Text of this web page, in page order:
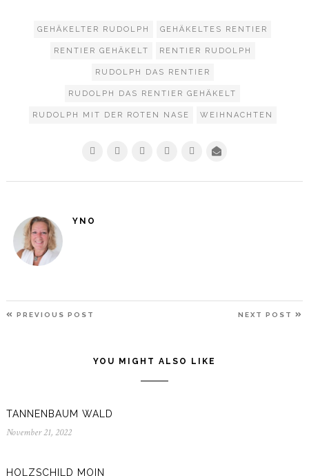
GEHÄKELTER RUDOLPH GEHÄKELTES RENTIER
RENTIER GEHÄKELT RENTIER RUDOLPH
RUDOLPH DAS RENTIER
RUDOLPH DAS RENTIER GEHÄKELT
RUDOLPH MIT DER ROTEN NASE WEIHNACHTEN
YNO
PREVIOUS POST NEXT POST
YOU MIGHT ALSO LIKE
TANNENBAUM WALD
November 21, 2022November
HOLZSCHILD MOIN